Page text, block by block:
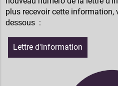
plus recevoir cette information,
dessous :
Lettre d'information